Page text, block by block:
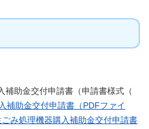
助金交付申請書（申請書様式（
補助金交付申請書​（PDFファイ
み処理機器購入補助金交付申請書​